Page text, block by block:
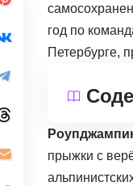
год по
Петербурге,
прыжки с